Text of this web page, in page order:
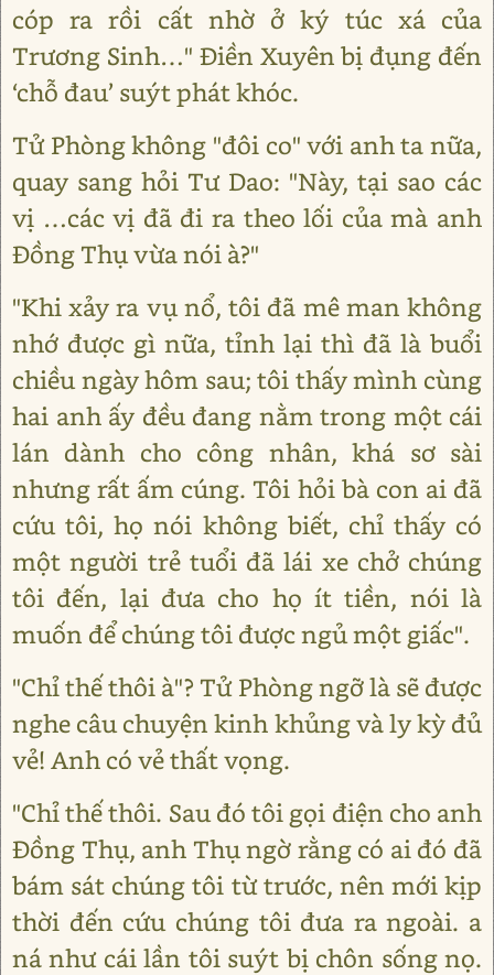
cóp ra rồi cất nhờ ở ký túc xá của
Trương Sinh…" Điền Xuyên bị đụng đến
‘chỗ đau’ suýt phát khóc.
Tử Phòng không "đôi co" với anh ta nữa,
quay sang hỏi Tư Dao: "Này, tại sao các
vị …các vị đã đi ra theo lối của mà anh
Đồng Thụ vừa nói à?"
"Khi xảy ra vụ nổ, tôi đã mê man không
nhớ được gì nữa, tỉnh lại thì đã là buổi
chiều ngày hôm sau; tôi thấy mình cùng
hai anh ấy đều đang nằm trong một cái
lán dành cho công nhân, khá sơ sài
nhưng rất ấm cúng. Tôi hỏi bà con ai đã
cứu tôi, họ nói không biết, chỉ thấy có
một người trẻ tuổi đã lái xe chở chúng
tôi đến, lại đưa cho họ ít tiền, nói là
muốn để chúng tôi được ngủ một giấc".
"Chỉ thế thôi à"? Tử Phòng ngỡ là sẽ được
nghe câu chuyện kinh khủng và ly kỳ đủ
vẻ! Anh có vẻ thất vọng.
"Chỉ thế thôi. Sau đó tôi gọi điện cho anh
Đồng Thụ, anh Thụ ngờ rằng có ai đó đã
bám sát chúng tôi từ trước, nên mới kịp
thời đến cứu chúng tôi đưa ra ngoài. a
ná như cái lần tôi suýt bị chôn sống nọ.